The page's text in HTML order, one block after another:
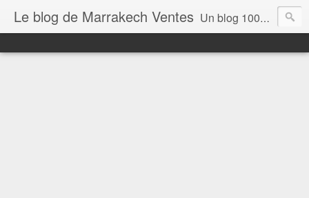
Le blog de Marrakech Ventes Un blog 100% dédié aux Geeks du Maroc